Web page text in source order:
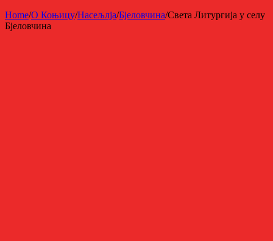
Home/О Коњицу/Насељлја/Бјеловчина/Света Литургија у селу
Бјеловчина